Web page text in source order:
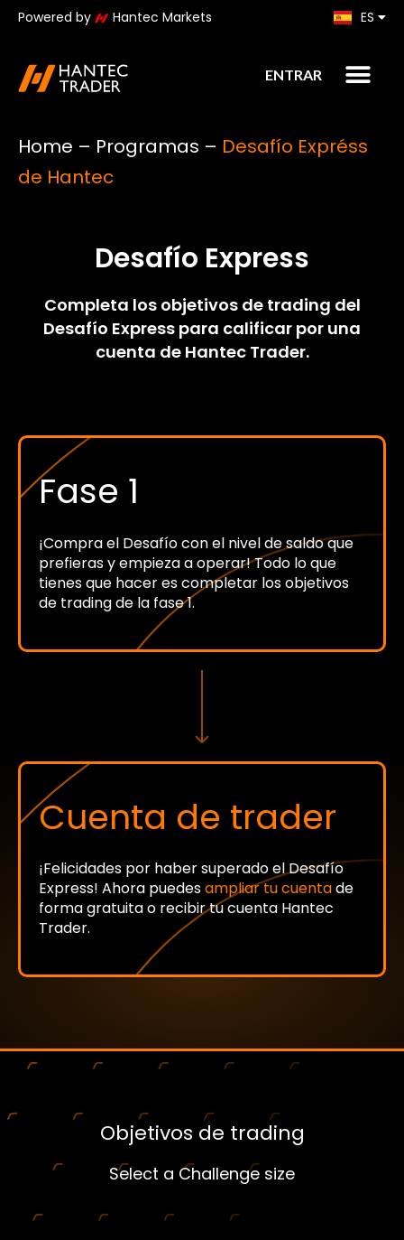
Powered by Hantec Markets ES
KO
ENTRAR
Home – Programas – Desafío Expréss
de Hantec
Desafío Express
Completa los objetivos de trading del
Desafío Express para calificar por una
cuenta de Hantec Trader.
Fase 1
¡Compra el Desafío con el nivel de saldo que
prefieras y empieza a operar! Todo lo que
tienes que hacer es completar los objetivos
de trading de la fase 1.
Cuenta de trader
¡Felicidades por haber superado el Desafío
Express! Ahora puedesampliar tu cuentade
forma gratuita o recibir tu cuenta Hantec
Trader.
Objetivos de trading
Select a Challenge size